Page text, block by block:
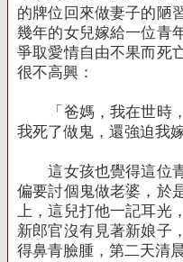
的牌位回來做妻子的陋
幾年的女兒嫁給一位青
爭取愛情自由不果而死
很不高興：
「爸媽，我在世時，
我死了做鬼，還強迫我嫁
這女孩也覺得這位青
偏要討個鬼做老婆，於
上，這兒打他一記耳光
新郎官沒有見著新娘子
得鼻青臉腫，第二天清